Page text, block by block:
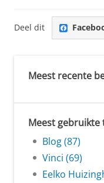
Deel dit
Meest recente
Meest gebruikte
Blog (87)
Vinci (69)
Eelko